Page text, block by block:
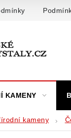
KAMENY
kameny